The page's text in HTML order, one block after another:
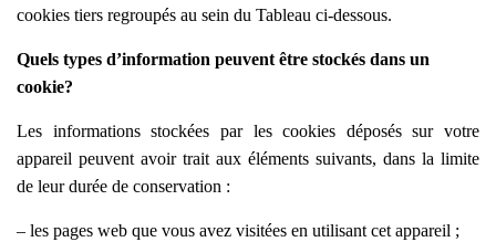
cookies tiers regroupés au sein du Tableau ci-dessous.
Quels types d’information peuvent être stockés dans un
cookie?
Les informations stockées par les cookies déposés sur votre
appareil peuvent avoir trait aux éléments suivants, dans la limite
de leur durée de conservation :
– les pages web que vous avez visitées en utilisant cet appareil ;